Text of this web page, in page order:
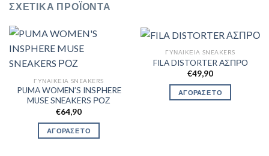
ΣΧΕΤΙΚΆ ΠΡΟΪΌΝΤΑ
ΓΥΝΑΙΚΕΊΑ SNEAKERS
PUMA WOMEN’S INSPHERE
MUSE SNEAKERS ΡΟΖ
€64,90
ΑΓΟΡΑΣΕ ΤΟ
ΓΥΝΑΙΚΕΊΑ SNEAKERS
FILA DISTORTER ΑΣΠΡΟ
€49,90
ΑΓΟΡΑΣΕ ΤΟ